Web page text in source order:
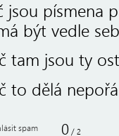
jsou písmena
být vedle
tam jsou ty
to dělá
spam 0 / 2